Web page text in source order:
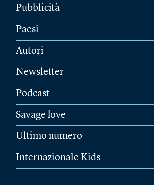
Pubblicità
Paesi
Autori
Newsletter
Podcast
Savage love
Ultimo numero
Internazionale Kids